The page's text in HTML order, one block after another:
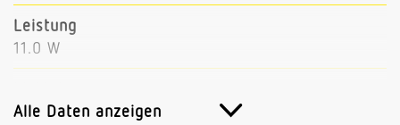
Leistung
11.0 W
1777 lm
Alle Daten anzeigen